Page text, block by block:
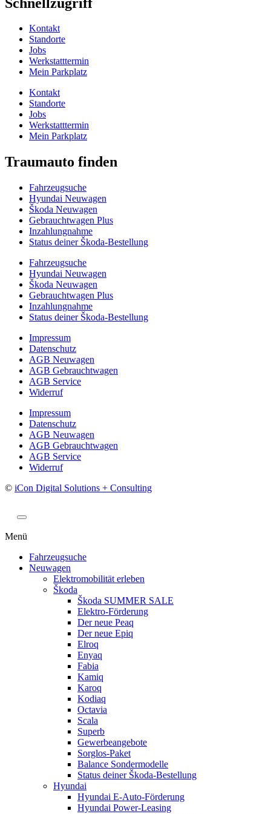
Kontakt
Standorte
Jobs
Werkstatttermin
Mein Parkplatz
Kontakt
Standorte
Jobs
Werkstatttermin
Mein Parkplatz
Traumauto finden
Fahrzeugsuche
Hyundai Neuwagen
Škoda Neuwagen
Gebrauchtwagen Plus
Inzahlungnahme
Status deiner Škoda-Bestellung
Fahrzeugsuche
Hyundai Neuwagen
Škoda Neuwagen
Gebrauchtwagen Plus
Inzahlungnahme
Status deiner Škoda-Bestellung
Impressum
Datenschutz
AGB Neuwagen
AGB Gebrauchtwagen
AGB Service
Widerruf
Impressum
Datenschutz
AGB Neuwagen
AGB Gebrauchtwagen
AGB Service
Widerruf
© iCon Digital Solutions + Consulting
Menü
Fahrzeugsuche
Neuwagen
Elektromobilität erleben
Škoda
Škoda SUMMER SALE
Elektro-Förderung
Der neue Peaq
Der neue Epiq
Elroq
Enyaq
Fabia
Kamiq
Karoq
Kodiaq
Octavia
Scala
Superb
Gewerbeangebote
Sorglos-Paket
Balance Sondermodelle
Status deiner Škoda-Bestellung
Hyundai
Hyundai E-Auto-Förderung
Hyundai Power-Leasing